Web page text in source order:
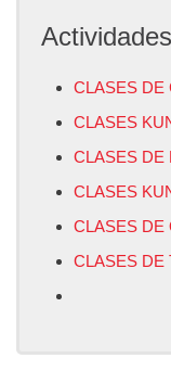
Actividades
CLASES DE
CLASES
CLASES DE
CLASES
CLASES DE
CLASES DE